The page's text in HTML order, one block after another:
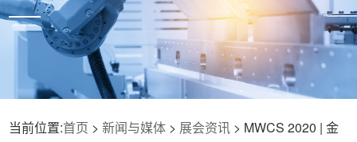
当前位置:首页 >新闻与媒体 > 展会资讯 > MWCS 2020 | 金